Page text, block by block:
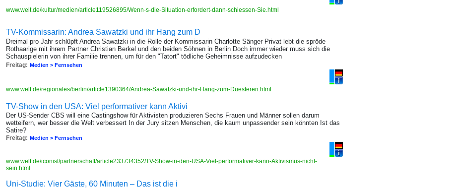
www.welt.de/kultur/medien/article119526895/Wenn-s-die-Situation-erfordert-dann-schiessen-Sie.html
TV-Kommissarin: Andrea Sawatzki und ihr Hang zum D
Dreimal pro Jahr schlüpft Andrea Sawatzki in die Rolle der Kommissarin Charlotte Sänger Privat lebt die spröde
Rothaarige mit ihrem Partner Christian Berkel und den beiden Söhnen in Berlin Doch immer wieder muss sich die
Schauspielerin von ihrer Familie trennen, um für den "Tatort" tödliche Geheimnisse aufzudecken
Freitag: Medien > Fernsehen
www.welt.de/regionales/berlin/article1390364/Andrea-Sawatzki-und-ihr-Hang-zum-Duesteren.html
TV-Show in den USA: Viel performativer kann Aktivi
Der US-Sender CBS will eine Castingshow für Aktivisten produzieren Sechs Frauen und Männer sollen darum
wetteifern, wer besser die Welt verbessert In der Jury sitzen Menschen, die kaum unpassender sein könnten Ist das
Satire?
Freitag: Medien > Fernsehen
www.welt.de/iconist/partnerschaft/article233734352/TV-Show-in-den-USA-Viel-performativer-kann-Aktivismus-nicht-
sein.html
Uni-Studie: Vier Gäste, 60 Minuten – Das ist die i